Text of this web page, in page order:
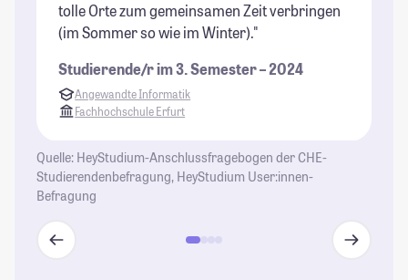
tolle Orte zum gemeinsamen Zeit verbringen
(im Sommer so wie im Winter)."
Studierende/r im 3. Semester – 2024
Angewandte Informatik
Fachhochschule Erfurt
Quelle: HeyStudium-Anschlussfragebogen der CHE-
Studierendenbefragung, HeyStudium User:innen-
Befragung